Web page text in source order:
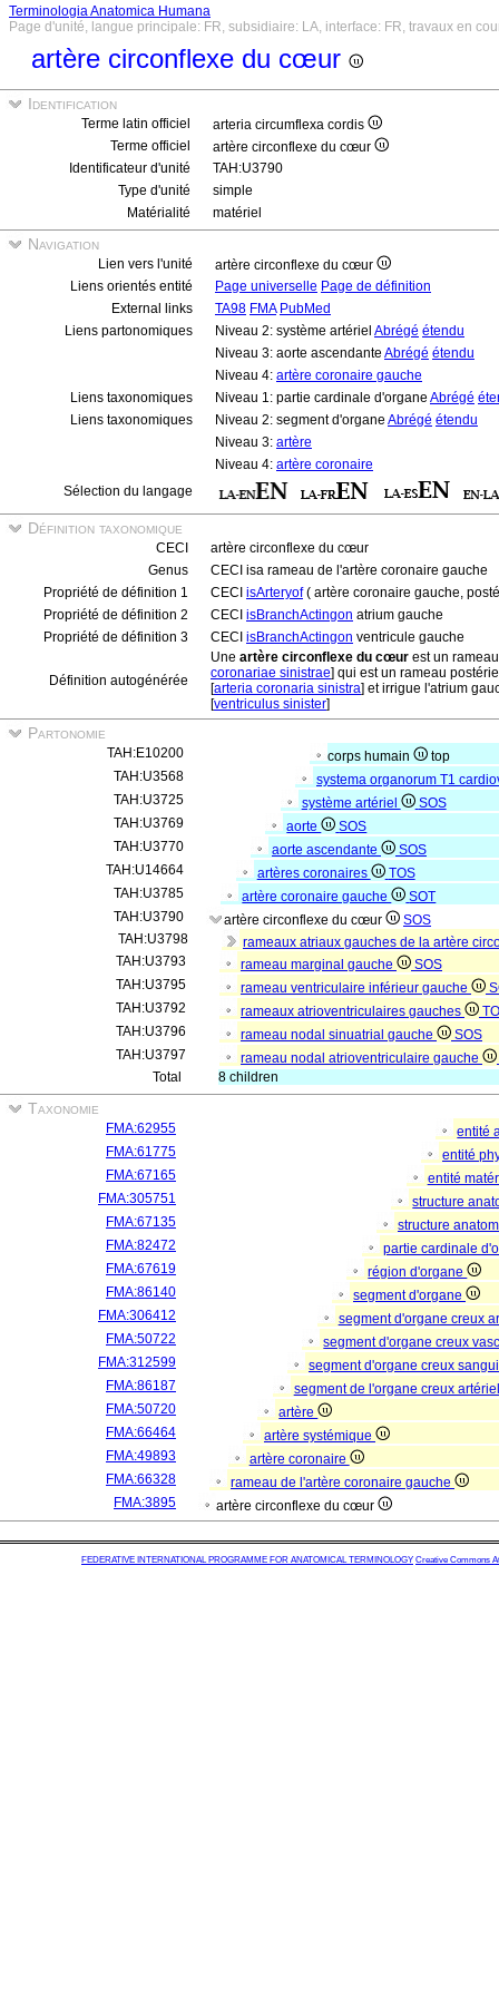
Terminologia Anatomica Humana
Page d'unité, langue principale: FR, subsidiaire: LA, interface: FR, travaux en
artère circonflexe du cœur
Identification
Terme latin officiel
arteria circumflexa cordis
Terme officiel
artère circonflexe du cœur
Identificateur d'unité
TAH:U3790
Type d'unité
simple
Matérialité
matériel
Navigation
Lien vers l'unité
artère circonflexe du cœur
Liens orientés entité
Page universelle Page de définition
External links
TA98 FMA PubMed
Liens partonomiques
Niveau 2: système artériel Abrégé étendu
Niveau 3: aorte ascendante Abrégé étendu
Niveau 4: artère coronaire gauche
Liens taxonomiques
Niveau 1: partie cardinale d'organe Abrégé
Liens taxonomiques
Niveau 2: segment d'organe Abrégé étendu
Niveau 3: artère
Niveau 4: artère coronaire
Sélection du langage
Définition taxonomique
CECI
artère circonflexe du cœur
Genus
CECI isa rameau de l'artère coronaire gauche
Propriété de définition 1
CECI isArteryof( artère coronaire gauche,
Propriété de définition 2
CECI isBranchActingon atrium gauche
Propriété de définition 3
CECI isBranchActingon ventricule gauche
Définition autogénérée
Une artère circonflexe du cœur est un
coronariae sinistrae] qui est un rameau
[arteria coronaria sinistra] et irrigue l'atrium
[ventriculus sinister]
Partonomie
TAH:E10200 corps humain
top
TAH:U3568
systema organorum T1
TAH:U3725
système artériel
SOS
TAH:U3769
aorte
SOS
TAH:U3770
aorte ascendante
SOS
TAH:U14664
artères coronaires
TOS
TAH:U3785
artère coronaire gauche
SOT
TAH:U3790
artère circonflexe du cœur
SOS
TAH:U3798
rameaux atriaux gauches de la artère
TAH:U3793
rameau marginal gauche
SOS
TAH:U3795
rameau ventriculaire inférieur gauche
TAH:U3792
rameaux atrioventriculaires gauches
TAH:U3796
rameau nodal sinuatrial gauche
SOS
TAH:U3797
rameau nodal atrioventriculaire gauche
Total
8 children
Taxonomie
FMA:62955
entité
FMA:61775
entité
FMA:67165
entité
FMA:305751
structure
FMA:67135
structure
FMA:82472
partie cardinale
FMA:67619
région d'organe
FMA:86140
segment d'organe
FMA:306412
segment d'organe creux
FMA:50722
segment d'organe creux
FMA:312599
segment d'organe creux
FMA:86187
segment de l'organe creux
FMA:50720
artère
FMA:66464
artère systémique
FMA:49893
artère coronaire
FMA:66328
rameau de l'artère coronaire gauche
FMA:3895
artère circonflexe du cœur
FEDERATIVE INTERNATIONAL PROGRAMME FOR ANATOMICAL TERMINOLOGY Creative Commons